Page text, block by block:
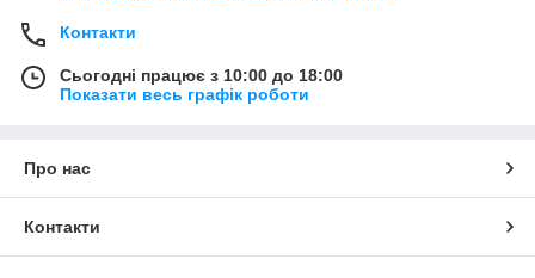
Контакти
Сьогодні працює з 10:00 до 18:00
Показати весь графік роботи
Про нас
Контакти